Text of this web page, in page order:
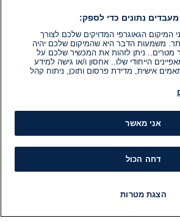
הוועד המנהל של i24NEWS
נתונים כדי לספק:
המיקום הגאוגרפי המדויקים שלכם לצורך
משמעות הדבר היא שהמיקום שלכם יהיה
ניתן לזהות את המכשיר שלכם על
הייחודי שלו.. אחסון ו/או גישה למידע
אישית, מדידת פרסום ותוכן, ניתוח קהל
אני מאשר
דחה הכול
הצגת מטרות